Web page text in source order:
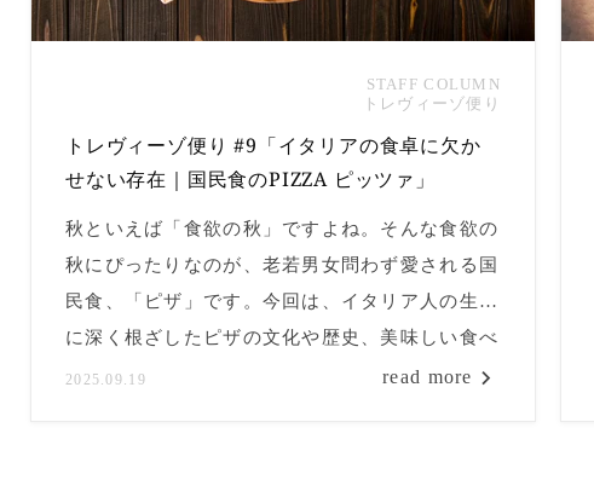
STAFF COLUMN
トレヴィーゾ便り
トレヴィーゾ便り #9「イタリアの食卓に欠か
せない存在｜国民食のPIZZA ピッツァ」
秋といえば「食欲の秋」ですよね。そんな食欲の
秋にぴったりなのが、老若男女問わず愛される国
民食、「ピザ」です。今回は、イタリア人の生活
に深く根ざしたピザの文化や歴史、美味しい食べ
方についてご紹介します。
2025.09.19 read more